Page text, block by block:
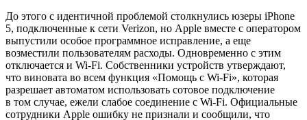
До этого с идентичной проблемой столкнулись юзеры iPhone
5, подключенные к сети Verizon, но Apple вместе с оператором
выпустили особое программное исправление, а еще
возместили пользователям расходы. Одновременно с этим
отключается и Wi-Fi. Собственники устройств утверждают,
что виновата во всем функция «Помощь с Wi-Fi», которая
разрешает автоматом использовать сотовое подключение
в том случае, ежели слабое соединение с Wi-Fi. Официальные
сотрудники Apple ошибку не признали и сообщили, что